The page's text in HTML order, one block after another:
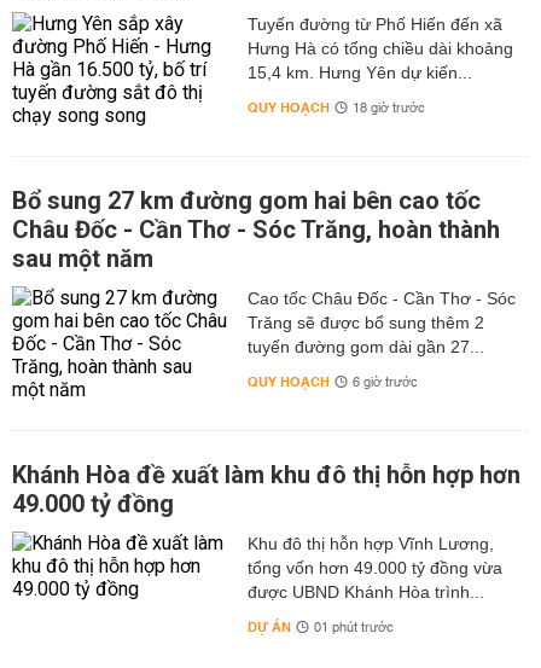
Tuyến đường từ Phố Hiến đến xã
Hưng Hà có tổng chiều dài khoảng
15,4 km. Hưng Yên dự kiến...
QUY HOẠCH 18 giờ trước
Bổ sung 27 km đường gom hai bên cao tốc
Châu Đốc - Cần Thơ - Sóc Trăng, hoàn thành
sau một năm
Cao tốc Châu Đốc - Cần Thơ - Sóc
Trăng sẽ được bổ sung thêm 2
tuyến đường gom dài gần 27...
QUY HOẠCH 6 giờ trước
Khánh Hòa đề xuất làm khu đô thị hỗn hợp hơn
49.000 tỷ đồng
Khu đô thị hỗn hợp Vĩnh Lương,
tổng vốn hơn 49.000 tỷ đồng vừa
được UBND Khánh Hòa trình...
DỰ ÁN 01 phút trước